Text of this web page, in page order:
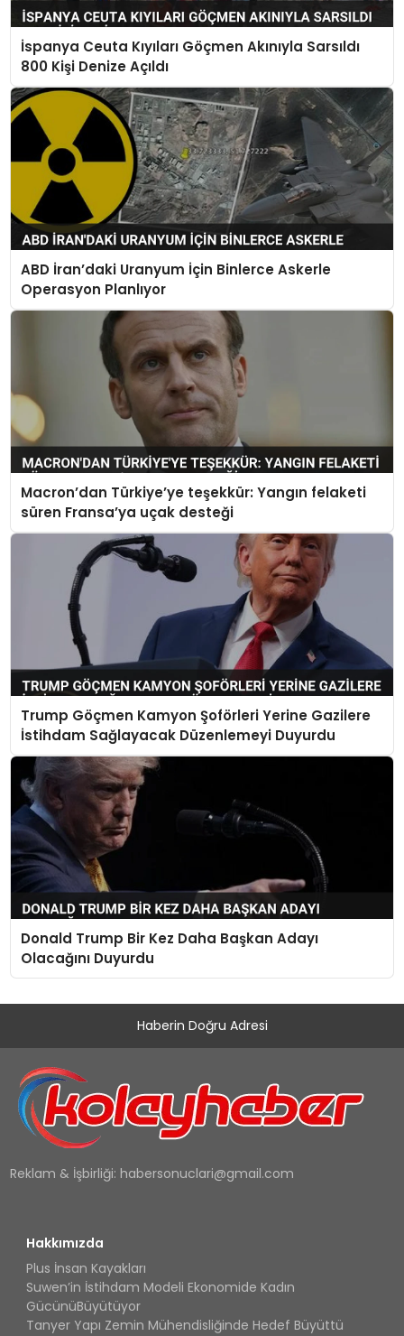
İspanya Ceuta Kıyıları Göçmen Akınıyla Sarsıldı
800 Kişi Denize Açıldı
ABD İran’daki Uranyum İçin Binlerce Askerle
Operasyon Planlıyor
Macron’dan Türkiye’ye teşekkür: Yangın felaketi
süren Fransa’ya uçak desteği
Trump Göçmen Kamyon Şoförleri Yerine Gazilere
İstihdam Sağlayacak Düzenlemeyi Duyurdu
Donald Trump Bir Kez Daha Başkan Adayı
Olacağını Duyurdu
Haberin Doğru Adresi
Reklam & İşbirliği: habersonuclari@gmail.com
Hakkımızda
Plus İnsan Kayakları
Suwen’in İstihdam Modeli Ekonomide Kadın
GücünüBüyütüyor
Tanyer Yapı Zemin Mühendisliğinde Hedef Büyüttü